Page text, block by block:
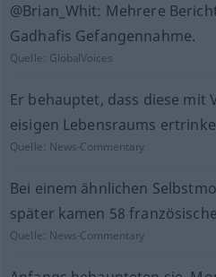
@Brian_Whit: Mehrere
Gadhafis Gefangennahme.
Quelle: GlobalVoices
Er behauptet, dass diese mit
eisigen Lebensraums
Quelle: News-Commentary
Bei einem ähnlichen
später kamen 58
Quelle: News-Commentary